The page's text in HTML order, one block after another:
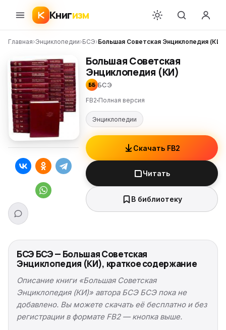
Книгизм
Главная›Энциклопедии›БСЭ›Большая Советская Энциклопедия (КИ)
Большая Советская
Энциклопедия (КИ)
ББ БСЭ
FB2 Полная версия
Энциклопедии
Скачать FB2
Читать
В библиотеку
БСЭ БСЭ — Большая Советская
Энциклопедия (КИ), краткое содержание
Описание книги «Большая Советская
Энциклопедия (КИ)» автора БСЭ БСЭ пока не
добавлено. Вы можете скачать её бесплатно и без
регистрации в формате FB2 — кнопка выше.